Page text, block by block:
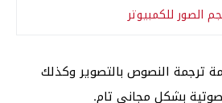
الصور للكمبيوتر
ترجمة النصوص بالتصوير وكذلك
بشكل مجاني تام.